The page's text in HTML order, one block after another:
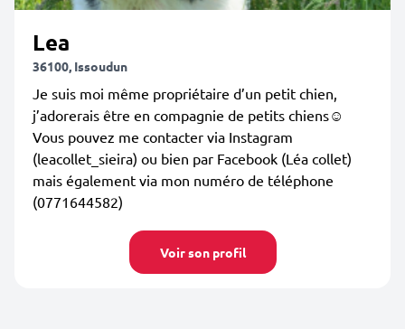
Lea
36100, Issoudun
Je suis moi même propriétaire d’un petit chien,
j’adorerais être en compagnie de petits chiens☺️
Vous pouvez me contacter via Instagram
(leacollet_sieira) ou bien par Facebook (Léa collet)
mais également via mon numéro de téléphone
(0771644582)
Voir son profil